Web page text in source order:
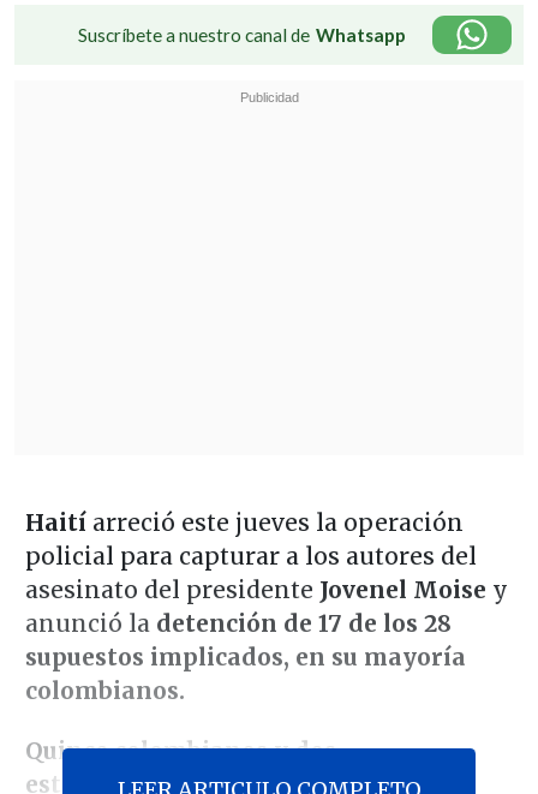
Suscríbete a nuestro canal de Whatsapp
Haitíarreció este jueves la operación
policial para capturar a los autores del
asesinato del presidente Jovenel Moise y
anunció la detención de 17 de los 28
supuestos implicados, en su mayoría
colombianos.
Quince colombianos y dos
estadounidenses de origen haitiano